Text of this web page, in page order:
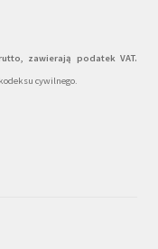
zawierają podatek VAT.
cywilnego.